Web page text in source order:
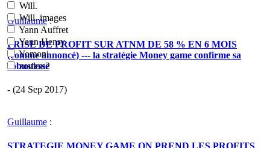
Will.
Will. images
Yann Auffret
Yann Henry
Yomoni
zoulou2
Guillaume:
PRISE DE PROFIT SUR ATNM DE 58 % EN 6 MOIS
(comme annoncé) --- la stratégie Money game confirme sa
robustesse
- (24 Sep 2017)
Guillaume :
STRATEGIE MONEY GAME ON PREND LES PROFITS